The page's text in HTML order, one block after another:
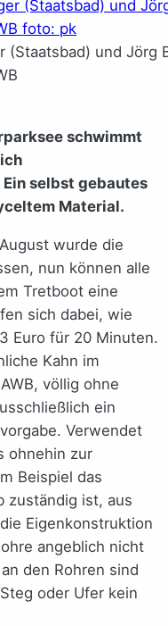
(Staatsbad) und Jörg
schwimmt
selbst gebautes
Material.
wurde die
nun können alle
Tretboot eine
sich dabei, wie
Euro für 20 Minuten.
Kahn im
völlig ohne
ein
Verwendet
ohnehin zur
Beispiel das
zuständig ist, aus
Eigenkonstruktion
angeblich nicht
den Rohren sind
oder Ufer kein